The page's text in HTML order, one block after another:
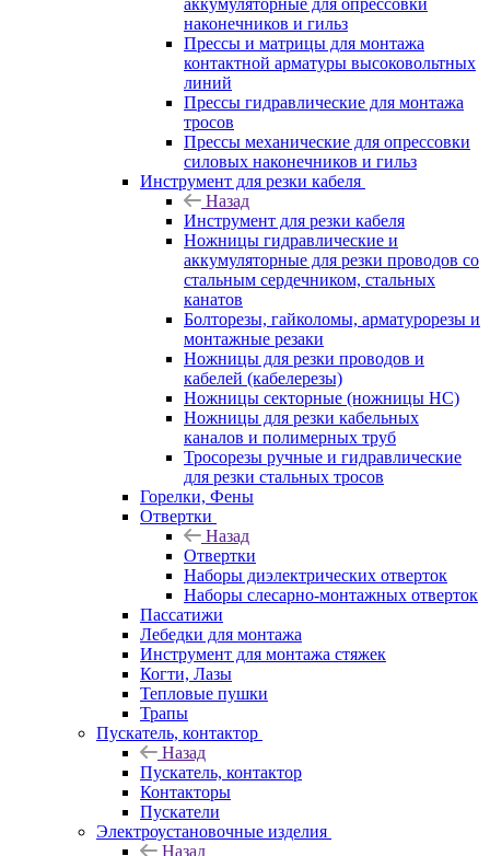
аккумуляторные для опрессовки
наконечников и гильз
Прессы и матрицы для монтажа
контактной арматуры высоковольтных
линий
Прессы гидравлические для монтажа
тросов
Прессы механические для опрессовки
силовых наконечников и гильз
Инструмент для резки кабеля
Назад
Инструмент для резки кабеля
Ножницы гидравлические и
аккумуляторные для резки проводов со
стальным сердечником, стальных
канатов
Болторезы, гайколомы, арматурорезы и
монтажные резаки
Ножницы для резки проводов и
кабелей (кабелерезы)
Ножницы секторные (ножницы НС)
Ножницы для резки кабельных
каналов и полимерных труб
Тросорезы ручные и гидравлические
для резки стальных тросов
Горелки, Фены
Отвертки
Назад
Отвертки
Наборы диэлектрических отверток
Наборы слесарно-монтажных отверток
Пассатижи
Лебедки для монтажа
Инструмент для монтажа стяжек
Когти, Лазы
Тепловые пушки
Трапы
Пускатель, контактор
Назад
Пускатель, контактор
Контакторы
Пускатели
Электроустановочные изделия
Назад